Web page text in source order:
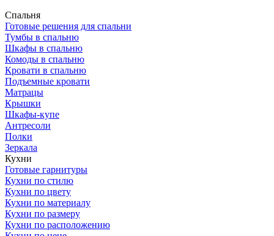
Спальня
Готовые решения для спальни
Тумбы в спальню
Шкафы в спальню
Комоды в спальню
Кровати в спальню
Подъемные кровати
Матрацы
Крышки
Шкафы-купе
Антресоли
Полки
Зеркала
Кухни
Готовые гарнитуры
Кухни по стилю
Кухни по цвету
Кухни по материалу
Кухни по размеру
Кухни по расположению